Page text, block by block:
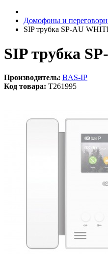
Домофоны и
SIP трубка SP-AU
SIP трубка
Производитель: BAS-IP
Код товара: T261995